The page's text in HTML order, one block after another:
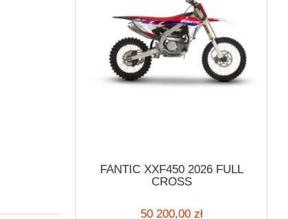
FANTIC XXF450 2026 FULL
CROSS
50 200,00 zł